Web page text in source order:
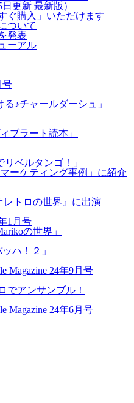
更新 最新版）
ぐ購入」いただけます
ついて
発表
ーアル
号
♪チャールダーシュ」
ブラート読本」
ベルタンゴ！」
ーケティング事例」に紹介
トロの世界』に出演
1月号
の世界」
ハ！２」
Magazine 24年9月号
でアンサンブル！
Magazine 24年6月号